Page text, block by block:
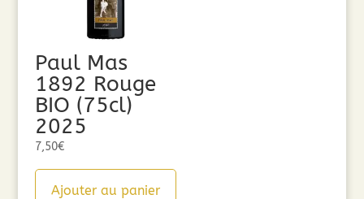
Paul Mas
1892 Rouge
BIO (75cl)
2025
7,50€
Ajouter au panier